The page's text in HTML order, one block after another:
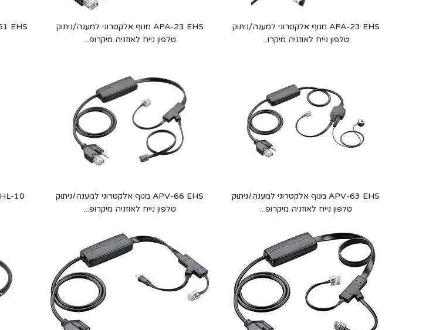
APA-23 EHS מנוף אלקטרוני למענה/ניתוק
טלפון נייח לאוזניה מיקרו...
APA-23 EHS מנוף אלקטרוני למענה/ניתוק
טלפון נייח לאוזניה מיקרופ...
APV-63 EHS מנוף אלקטרוני למענה/ניתוק
טלפון נייח לאוזניה מיקרופ...
APV-66 EHS מנוף אלקטרוני למענה/ניתוק
טלפון נייח לאוזניה מיקרופ...